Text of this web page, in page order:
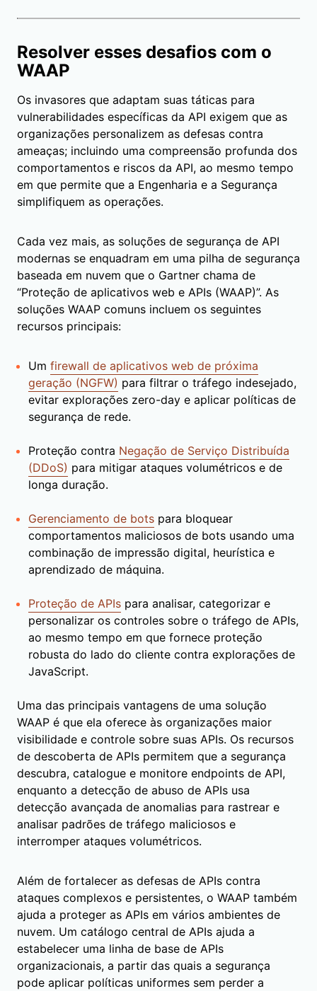
Resolver esses desafios com o
WAAP
Os invasores que adaptam suas táticas para
vulnerabilidades específicas da API exigem que as
organizações personalizem as defesas contra
ameaças; incluindo uma compreensão profunda dos
comportamentos e riscos da API, ao mesmo tempo
em que permite que a Engenharia e a Segurança
simplifiquem as operações.
Cada vez mais, as soluções de segurança de API
modernas se enquadram em uma pilha de segurança
baseada em nuvem que o Gartner chama de
“Proteção de aplicativos web e APIs (WAAP)”. As
soluções WAAP comuns incluem os seguintes
recursos principais:
Um firewall de aplicativos web de próxima
geração (NGFW) para filtrar o tráfego indesejado,
evitar explorações zero-day e aplicar políticas de
segurança de rede.
Proteção contra Negação de Serviço Distribuída
(DDoS) para mitigar ataques volumétricos e de
longa duração.
Gerenciamento de bots para bloquear
comportamentos maliciosos de bots usando uma
combinação de impressão digital, heurística e
aprendizado de máquina.
Proteção de APIs para analisar, categorizar e
personalizar os controles sobre o tráfego de APIs,
ao mesmo tempo em que fornece proteção
robusta do lado do cliente contra explorações de
JavaScript.
Uma das principais vantagens de uma solução
WAAP é que ela oferece às organizações maior
visibilidade e controle sobre suas APIs. Os recursos
de descoberta de APIs permitem que a segurança
descubra, catalogue e monitore endpoints de API,
enquanto a detecção de abuso de APIs usa
detecção avançada de anomalias para rastrear e
analisar padrões de tráfego maliciosos e
interromper ataques volumétricos.
Além de fortalecer as defesas de APIs contra
ataques complexos e persistentes, o WAAP também
ajuda a proteger as APIs em vários ambientes de
nuvem. Um catálogo central de APIs ajuda a
estabelecer uma linha de base de APIs
organizacionais, a partir das quais a segurança
pode aplicar políticas uniformes sem perder a